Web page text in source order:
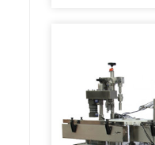
della bottiglia di
bottiglia.